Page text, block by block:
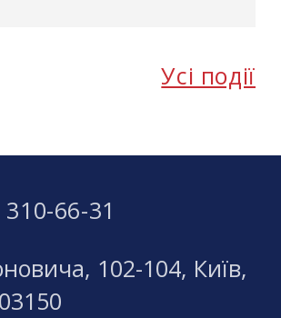
Усі події
66-31
102-104, Київ,